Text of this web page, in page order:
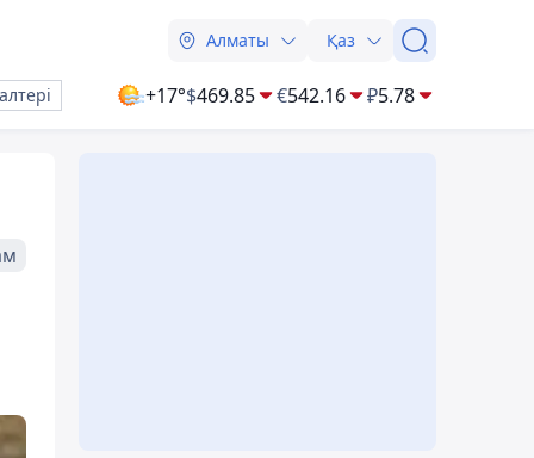
Алматы Қаз
+17°$469.85 €542.16 ₽5.78